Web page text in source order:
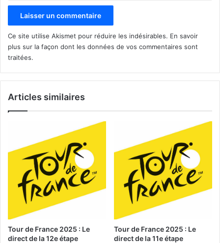
Ce site utilise Akismet pour réduire les indésirables. En savoir
plus sur la façon dont les données de vos commentaires sont
traitées.
Articles similaires
Tour de France 2025 : Le
direct de la 12e étape
Tour de France 2025 : Le
direct de la 11e étape